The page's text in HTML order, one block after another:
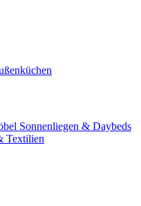
Sonnenliegen & Daybeds
Textilien